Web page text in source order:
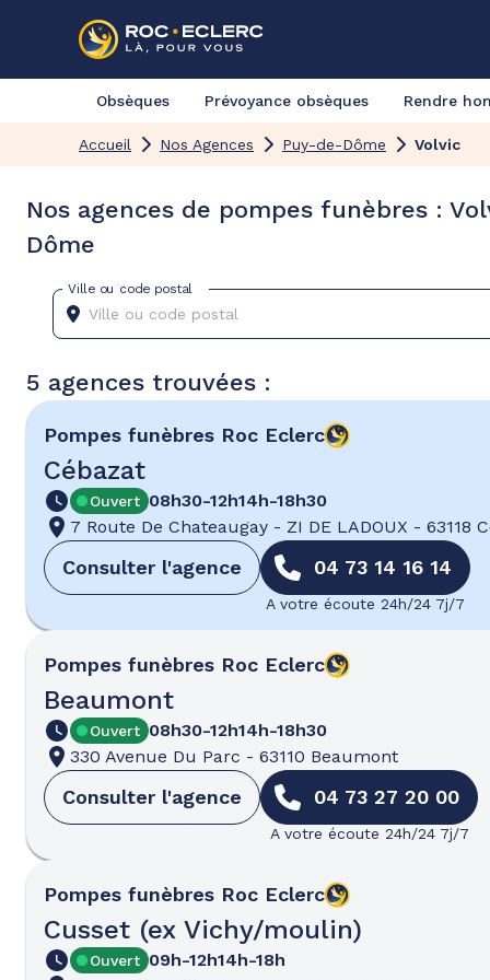
Obsèques Prévoyance obsèques Rendre
Accueil Nos Agences Puy-de-Dôme Volvic
Nos agences de pompes funèbres :
Dôme
Ville ou code postal
5 agences trouvées :
Pompes funèbres Roc Eclerc
Cébazat
Ouvert 08h30-12h14h-18h30
7 Route De Chateaugay - ZI DE LADOUX - 63118
Consulter l'agence 04 73 14 16 14
A votre écoute 24h/24 7j/7
Pompes funèbres Roc Eclerc
Beaumont
Ouvert 08h30-12h14h-18h30
330 Avenue Du Parc - 63110 Beaumont
Consulter l'agence 04 73 27 20 00
A votre écoute 24h/24 7j/7
Pompes funèbres Roc Eclerc
Cusset (ex Vichy/moulin)
Ouvert 09h-12h14h-18h